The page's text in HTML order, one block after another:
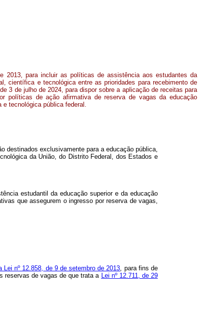
2013, para incluir as políticas de assistência aos estudantes da
científica e tecnológica entre as prioridades para recebimento de
3 de julho de 2024, para dispor sobre a aplicação de receitas para
políticas de ação afirmativa de reserva de vagas da educação
tecnológica pública federal .
destinados exclusivamente para a educação pública,
da União, do Distrito Federal, dos Estados e
estudantil da educação superior e da educação
que assegurem o ingresso por reserva de vagas,
Lei nº 12.858, de 9 de setembro de 2013, para fins de
reservas de vagas de que trata a Lei nº 12.711, de 29